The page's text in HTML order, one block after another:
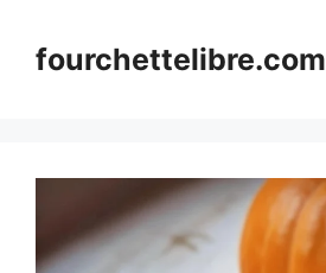
contentfourchettelibre.com